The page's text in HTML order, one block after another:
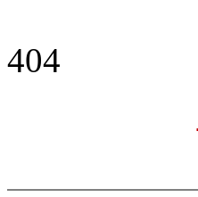
404